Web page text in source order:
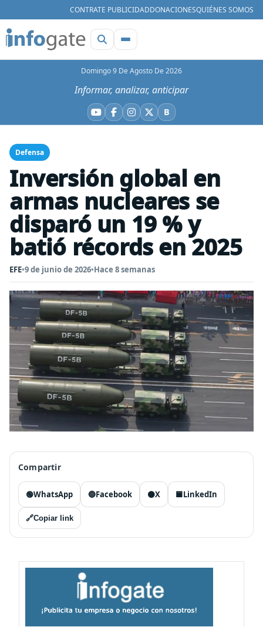
CONTRATE PUBLICIDADDONACIONESQUIÉNES SOMOS
Domingo 9 De Agosto De 2026
Informar, analizar, anticipar
YouTube
Facebook
Instagram
X BBluesky
Defensa
Inversión global en
armas nucleares se
disparó un 19 % y
batió récords en 2025
EFE•9 de junio de 2026•Hace 8 semanas
Compartir
🟢WhatsApp 🔵Facebook ⚫X 🟦LinkedIn
🔗Copiar link